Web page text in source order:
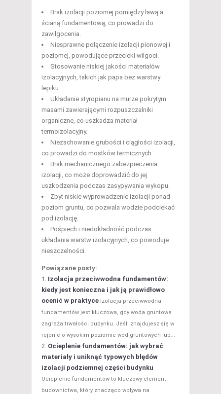
Brak izolacji poziomej pomiędzy ławą a
ścianą fundamentową, co prowadzi do
zawilgocenia.
Niesprawne połączenie izolacji pionowej i
poziomej, powodujące przecieki wilgoci.
Stosowanie niskiej jakości materiałów
izolacyjnych, takich jak papa bez warstwy
lepiku.
Układanie styropianu na murze pokrytym
masami zawierającymi rozpuszczalniki
organiczne, co uszkadza materiał
termoizolacyjny.
Niezachowanie grubości i ciągłości izolacji,
co prowadzi do mostków termicznych.
Brak mechanicznego zabezpieczenia
izolacji, co może doprowadzić do jej
uszkodzenia podczas zasypywania wykopu.
Zbyt niskie wyprowadzenie izolacji ponad
poziom gruntu, co pozwala wodzie podciekać
pod izolację.
Pośpiech i niedokładność podczas
układania warstw izolacyjnych, co powoduje
nieszczelności.
Powiązane posty:
Izolacja przeciwwodna fundamentów:
kiedy jest konieczna i jak ją prawidłowo
ocenić w praktyce Izolacja przeciwwodna
fundamentów jest kluczowa, gdy woda gruntowa
zagraża trwałości budynku. Jeśli znajdujesz się w
rejonie o wysokim poziomie wód gruntowych lub...
Ocieplenie fundamentów: jak wybrać
materiały i uniknąć typowych błędów
izolacji podziemnej części budynku
Ocieplenie fundamentów to kluczowy element
budownictwa, który znacząco wpływa na